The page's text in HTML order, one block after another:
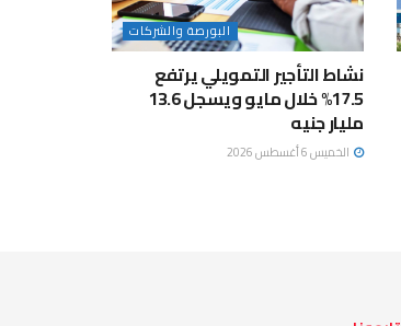
البورصة والشركات
نشاط التأجير التمويلي يرتفع
17.5% خلال مايو ويسجل 13.6
مليار جنيه
الخميس 6 أغسطس 2026